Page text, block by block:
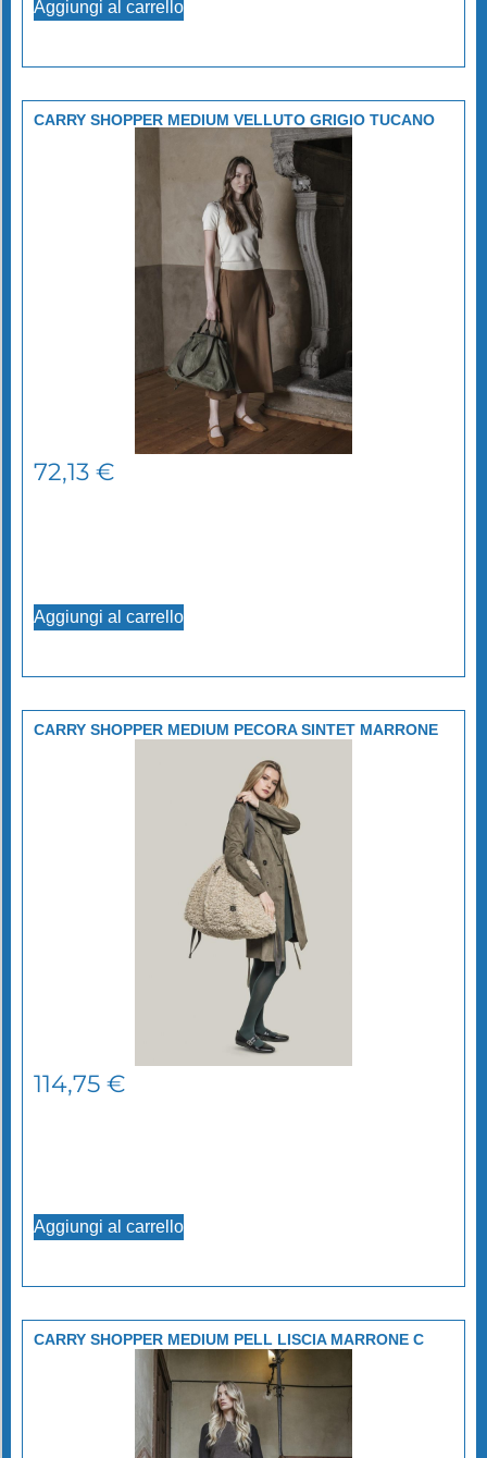
Aggiungi al carrello
CARRY SHOPPER MEDIUM VELLUTO GRIGIO TUCANO
72,13 €
Aggiungi al carrello
CARRY SHOPPER MEDIUM PECORA SINTET MARRONE
114,75 €
Aggiungi al carrello
CARRY SHOPPER MEDIUM PELL LISCIA MARRONE C